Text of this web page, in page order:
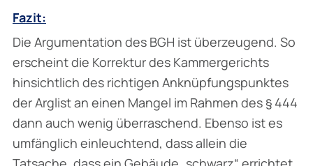
Fazit:
Die Argumentation des BGH ist überzeugend. So
erscheint die Korrektur des Kammergerichts
hinsichtlich des richtigen Anknüpfungspunktes
der Arglist an einen Mangel im Rahmen des § 444
dann auch wenig überraschend. Ebenso ist es
umfänglich einleuchtend, dass allein die